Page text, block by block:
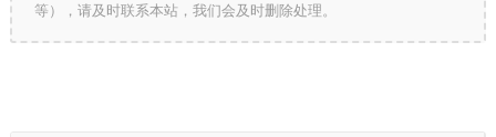
等），请及时联系本站，我们会及时删除处理。